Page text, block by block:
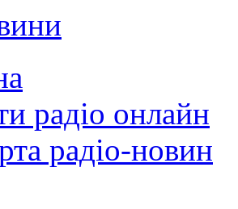
радіо онлайн
радіо-новин